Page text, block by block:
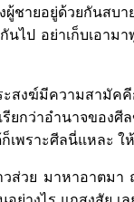
ชายอยู่ด้วยกันสบ
นไป อย่าเก็บเอา
ะสงฆ์มีความสามั
ยกว่าอำนาจของศี
พราะศีลนี่แหละ ใ
ส่วย มาหาอาตม